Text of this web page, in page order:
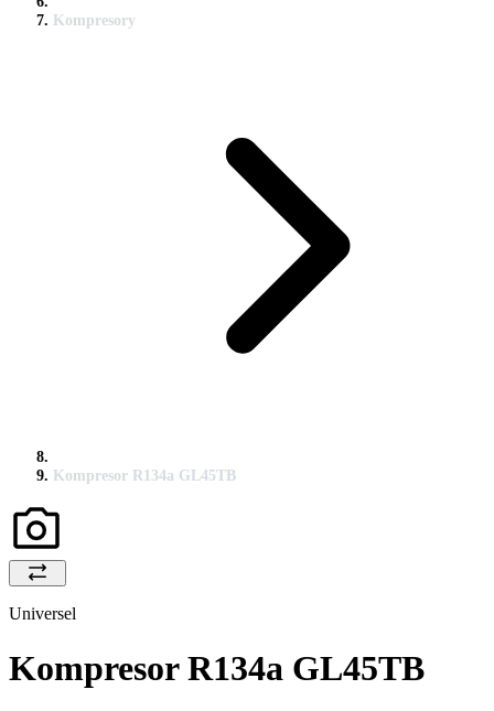
Kompresory
Kompresor R134a GL45TB
Universel
Kompresor R134a GL45TB